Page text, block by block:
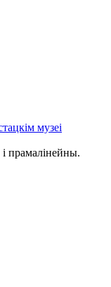
музеі
прамалінейны.